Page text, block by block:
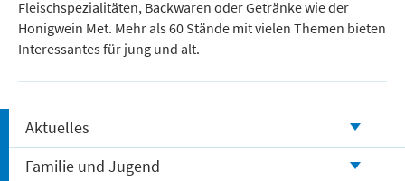
Fleischspezialitäten, Backwaren oder Getränke wie der
Honigwein Met. Mehr als 60 Stände mit vielen Themen bieten
Interessantes für jung und alt.
Aktuelles
Familie und Jugend